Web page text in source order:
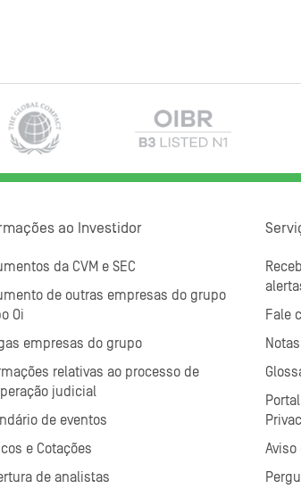
ao Investidor
da CVM e SEC
de outras empresas do grupo
Oi
empresas do grupo
relativas ao processo de
judicial
de eventos
e Cotações
de analistas
Fale
Aviso